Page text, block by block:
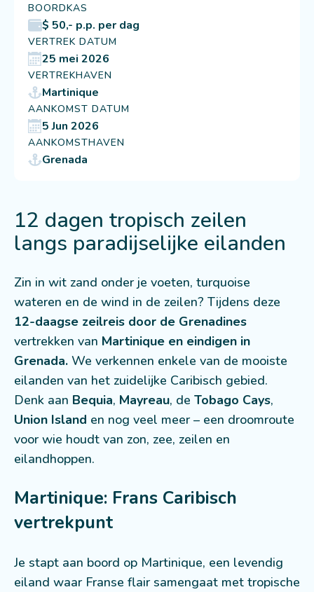
BOORDKAS
$ 50,- p.p. per dag
VERTREK DATUM
25 mei 2026
VERTREKHAVEN
Martinique
AANKOMST DATUM
5 Jun 2026
AANKOMSTHAVEN
Grenada
12 dagen tropisch zeilen
langs paradijselijke eilanden
Zin in wit zand onder je voeten, turquoise
wateren en de wind in de zeilen? Tijdens deze
12-daagse zeilreis door de Grenadines
vertrekken van Martinique en eindigen in
Grenada. We verkennen enkele van de mooiste
eilanden van het zuidelijke Caribisch gebied.
Denk aan Bequia, Mayreau, de Tobago Cays,
Union Island en nog veel meer – een droomroute
voor wie houdt van zon, zee, zeilen en
eilandhoppen.
Martinique: Frans Caribisch
vertrekpunt
Je stapt aan boord op Martinique, een levendig
eiland waar Franse flair samengaat met tropische